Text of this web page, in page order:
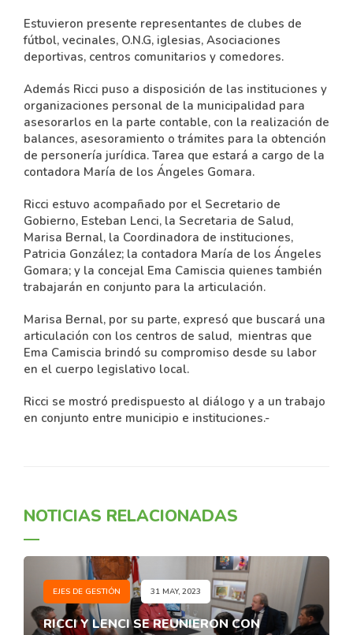
Estuvieron presente representantes de clubes de
fútbol, vecinales, O.N.G, iglesias, Asociaciones
deportivas, centros comunitarios y comedores.
Además Ricci puso a disposición de las instituciones y
organizaciones personal de la municipalidad para
asesorarlos en la parte contable, con la realización de
balances, asesoramiento o trámites para la obtención
de personería jurídica. Tarea que estará a cargo de la
contadora María de los Ángeles Gomara.
Ricci estuvo acompañado por el Secretario de
Gobierno, Esteban Lenci, la Secretaria de Salud,
Marisa Bernal, la Coordinadora de instituciones,
Patricia González; la contadora María de los Ángeles
Gomara; y la concejal Ema Camiscia quienes también
trabajarán en conjunto para la articulación.
Marisa Bernal, por su parte, expresó que buscará una
articulación con los centros de salud, mientras que
Ema Camiscia brindó su compromiso desde su labor
en el cuerpo legislativo local.
Ricci se mostró predispuesto al diálogo y a un trabajo
en conjunto entre municipio e instituciones.-
NOTICIAS RELACIONADAS
EJES DE GESTIÓN 31 MAY, 2023
RICCI Y LENCI SE REUNIERON CON